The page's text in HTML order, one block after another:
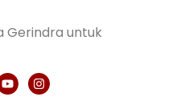
Gerindra untuk